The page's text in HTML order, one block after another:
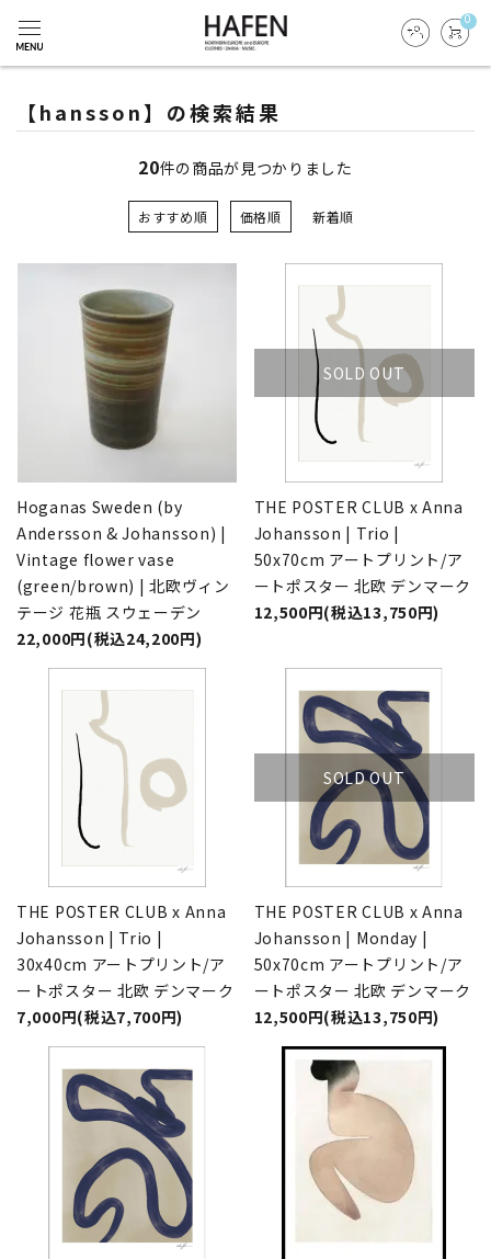
0
【hansson】の検索結果
20件の商品が見つかりました
おすすめ順 価格順 新着順
Hoganas Sweden (by
Andersson & Johansson) |
Vintage flower vase
(green/brown) | 北欧ヴィン
テージ 花瓶 スウェーデン
22,000円(税込24,200円)
SOLD OUT
THE POSTER CLUB x Anna
Johansson | Trio |
50x70cm アートプリント/ア
ートポスター 北欧 デンマーク
12,500円(税込13,750円)
THE POSTER CLUB x Anna
Johansson | Trio |
30x40cm アートプリント/ア
ートポスター 北欧 デンマーク
7,000円(税込7,700円)
SOLD OUT
THE POSTER CLUB x Anna
Johansson | Monday |
50x70cm アートプリント/ア
ートポスター 北欧 デンマーク
12,500円(税込13,750円)